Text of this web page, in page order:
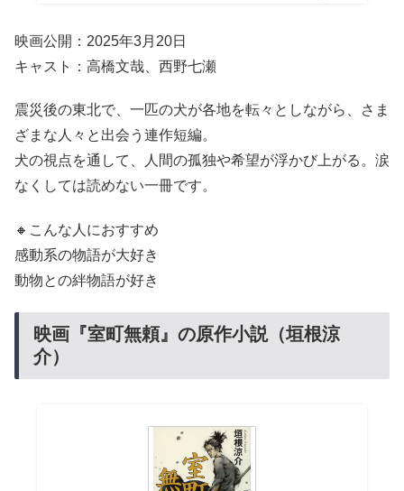
映画公開：2025年3月20日
キャスト：高橋文哉、西野七瀬
震災後の東北で、一匹の犬が各地を転々としながら、さま
ざまな人々と出会う連作短編。
犬の視点を通して、人間の孤独や希望が浮かび上がる。涙
なくしては読めない一冊です。
🔸こんな人におすすめ
感動系の物語が大好き
動物との絆物語が好き
映画『室町無頼』の原作小説（垣根涼
介）